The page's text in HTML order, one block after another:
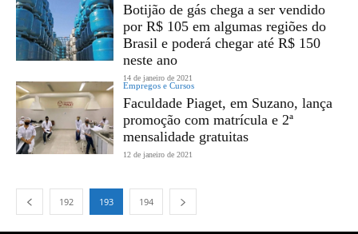
Botijão de gás chega a ser vendido
por R$ 105 em algumas regiões do
Brasil e poderá chegar até R$ 150
neste ano
14 de janeiro de 2021
Empregos e Cursos
Faculdade Piaget, em Suzano, lança
promoção com matrícula e 2ª
mensalidade gratuitas
12 de janeiro de 2021
192 193 194